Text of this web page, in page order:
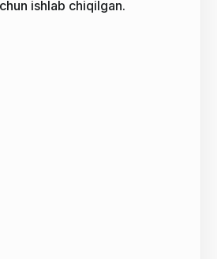
ishlab chiqilgan.